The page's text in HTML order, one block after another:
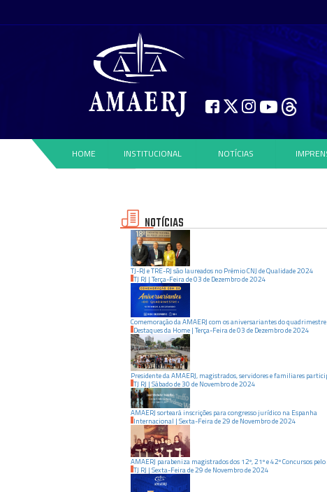
HOME INSTITUCIONAL NOTÍCIAS
NOTÍCIAS
TJ-RJ e TRE-RJ são laureados no Prêmio CNJ de Qualidade 2024
TJ RJ | Terça-Feirade03 de Dezembrode2024
Comemoração da AMAERJ com os aniversariantes do
Destaques da Home| Terça-Feirade03 de Dezembrode2024
Presidente da AMAERJ, magistrados, servidores e familiares
TJ RJ | Sábadode30 de Novembrode2024
AMAERJ sorteará inscrições para congresso jurídico na Espanha
Internacional | Sexta-Feirade29 de Novembrode2024
AMAERJ parabeniza magistrados dos 12º, 21º e 42º Concursos
TJ RJ | Sexta-Feirade29 de Novembrode2024